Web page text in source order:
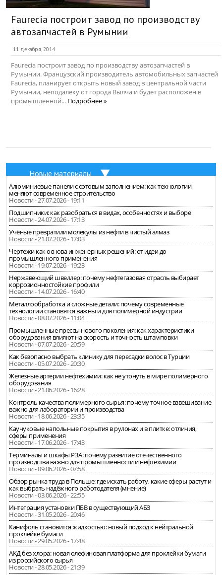
Faurecia построит завод по производству
автозапчастей в Румынии
11 декабря, 2014
Faurecia построит завод по производству автозапчастей в
Румынии. Французский производитель автомобильных запчастей
Faurecia, планирует открыть новый завод в центральной части
Румынии, неподалеку от города Вылча и будет расположен в
промышленной... Подробнее »
Новые материалы
Алюминиевые панели с сотовым заполнением: как технологии
меняют современное строительство
Новости - 27.07.2026 - 19:11
Подшипники: как разобраться в видах, особенностях и выборе
Новости - 24.07.2026 - 17:13
Учёные превратили молекулы из нефти в чистый алмаз
Новости - 21.07.2026 - 17:03
Чертежи как основа инженерных решений: от идеи до
промышленного применения
Новости - 19.07.2026 - 19:23
Нержавеющий швеллер: почему нефтегазовая отрасль выбирает
коррозионностойкие профили
Новости - 14.07.2026 - 16:40
Металлообработка и сложные детали: почему современные
технологии становятся важны и для полимерной индустрии
Новости - 08.07.2026 - 11:04
Промышленные прессы нового поколения: как характеристики
оборудования влияют на скорость и точность штамповки
Новости - 07.07.2026 - 20:59
Как безопасно выбрать клинику для пересадки волос в Турции
Новости - 05.07.2026 - 20:30
Железные артерии нефтехимии: как не утонуть в мире полимерного
оборудования
Новости - 21.06.2026 - 16:28
Контроль качества полимерного сырья: почему точное взвешивание
важно для лаборатории и производства
Новости - 18.06.2026 - 23:35
Каучуковые напольные покрытия в рулонах и в плитке: отличия,
сферы применения
Новости - 17.06.2026 - 17:43
Терминалы и шкафы РЗА: почему развитие отечественного
производства важно для промышленности и нефтехимии
Новости - 09.06.2026 - 07:58
Обзор рынка труда в Польше: где искать работу, какие сферы растут и
как выбрать надёжного работодателя (мнение)
Новости - 03.06.2026 - 22:55
Интеграция установки ПБВ в существующий АБЗ
Новости - 31.05.2026 - 20:46
Канифоль становится жидкостью: новый подход к нейтральной
проклейке бумаги
Новости - 29.05.2026 - 17:48
АКД без хлора: новая олефиновая платформа для проклейки бумаги
из российского сырья
Новости - 28.05.2026 - 21:39